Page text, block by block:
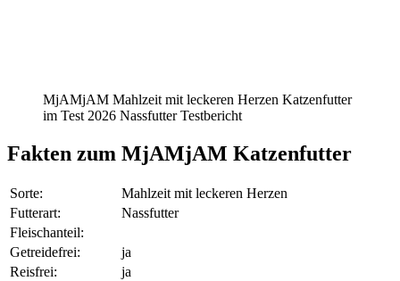
MjAMjAM Mahlzeit mit leckeren Herzen Katzenfutter
im Test 2026 Nassfutter Testbericht
Fakten zum MjAMjAM Katzenfutter
Sorte:
Mahlzeit mit leckeren Herzen
Futterart:
Nassfutter
Fleischanteil:
Getreidefrei:
ja
Reisfrei:
ja